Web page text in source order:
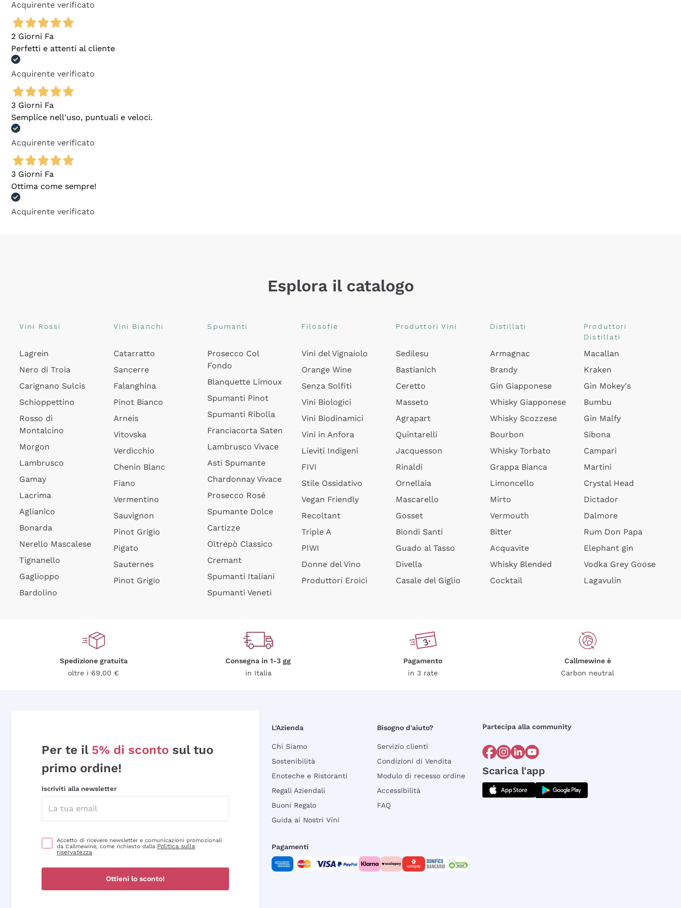
Acquirente verificato
2 Giorni Fa
Perfetti e attenti al cliente
Acquirente verificato
3 Giorni Fa
Semplice nell'uso, puntuali e veloci.
Acquirente verificato
3 Giorni Fa
Ottima come sempre!
Acquirente verificato
Esplora il catalogo
Vini Rossi
Lagrein
Nero di Troia
Carignano Sulcis
Schioppettino
Rosso di
Montalcino
Morgon
Lambrusco
Gamay
Lacrima
Aglianico
Bonarda
Nerello Mascalese
Tignanello
Gaglioppo
Bardolino
Vini Bianchi
Catarratto
Sancerre
Falanghina
Pinot Bianco
Arneis
Vitovska
Verdicchio
Chenin Blanc
Fiano
Vermentino
Sauvignon
Pinot Grigio
Pigato
Sauternes
Pinot Grigio
Spumanti
Prosecco Col
Fondo
Blanquette Limoux
Spumanti Pinot
Spumanti Ribolla
Franciacorta Saten
Lambrusco Vivace
Asti Spumante
Chardonnay Vivace
Prosecco Rosé
Spumante Dolce
Cartizze
Oltrepò Classico
Cremant
Spumanti Italiani
Spumanti Veneti
Filosofie
Vini del Vignaiolo
Orange Wine
Senza Solfiti
Vini Biologici
Vini Biodinamici
Vini in Anfora
Lieviti Indigeni
FIVI
Stile Ossidativo
Vegan Friendly
Recoltant
Triple A
PIWI
Donne del Vino
Produttori Eroici
Produttori Vini
Sedilesu
Bastianich
Ceretto
Masseto
Agrapart
Quintarelli
Jacquesson
Rinaldi
Ornellaia
Mascarello
Gosset
Biondi Santi
Guado al Tasso
Divella
Casale del Giglio
Distillati
Armagnac
Brandy
Gin Giapponese
Whisky Giapponese
Whisky Scozzese
Bourbon
Whisky Torbato
Grappa Bianca
Limoncello
Mirto
Vermouth
Bitter
Acquavite
Whisky Blended
Cocktail
Produttori
Distillati
Macallan
Kraken
Gin Mokey's
Bumbu
Gin Malfy
Sibona
Campari
Martini
Crystal Head
Dictador
Dalmore
Rum Don Papa
Elephant gin
Vodka Grey Goose
Lagavulin
Spedizione gratuita
oltre i 69,00 €
Consegna in 1-3 gg
in Italia
Pagamento
in 3 rate
Callmewine è
Carbon neutral
Per te il 5% di sconto sul tuo
primo ordine!
Iscriviti alla newsletter
Accetto di ricevere newsletter e comunicazioni promozionali
da Callmewine, come richiesto dalla Politica sulla
riservatezza
Ottieni lo sconto!
L'Azienda
Chi Siamo
Sostenibilità
Enoteche e Ristoranti
Regali Aziendali
Buoni Regalo
Guida ai Nostri Vini
Bisogno d'aiuto?
Servizio clienti
Condizioni di Vendita
Modulo di recesso ordine
Accessibilità
FAQ
Partecipa alla community
Scarica l'app
Pagamenti